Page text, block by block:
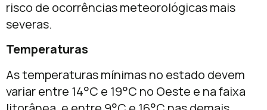
risco de ocorrências meteorológicas mais
severas.
Temperaturas
As temperaturas mínimas no estado devem
variar entre 14°C e 19°C no Oeste e na faixa